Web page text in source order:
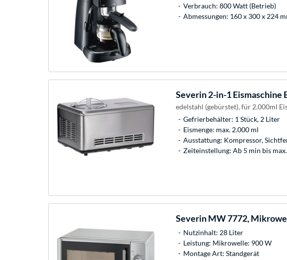
Verbrauch: 800 Watt (Betrieb)
Abmessungen: 160 x 300 x 224
Severin2-in-1 Eismaschine
edelstahl (gebürstet), für 2.000ml
Gefrierbehälter: 1 Stück, 2 Liter
Eismenge: max. 2.000 ml
Ausstattung: Kompressor,
Zeiteinstellung: Ab 5 min bis
SeverinMW 7772,
Nutzinhalt: 28 Liter
Leistung: Mikrowelle: 900 W
Montage Art: Standgerät